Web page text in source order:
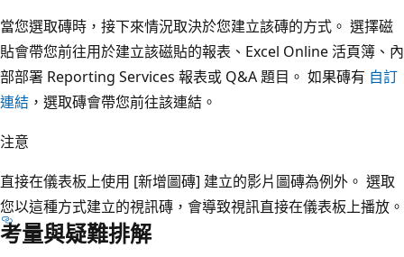
當您選取磚時，接下來情況取決於您建立該磚的方式。 選擇磁
貼會帶您前往用於建立該磁貼的報表、Excel Online 活頁簿、內
部部署 Reporting Services 報表或 Q&A 題目。 如果磚有 自訂
連結 ，選取磚會帶您前往該連結。
注意
直接在儀表板上使用 [新增圖磚] 建立的影片圖磚為例外。 選取
您以這種方式建立的視訊磚，會導致視訊直接在儀表板上播放。
考量與疑難排解